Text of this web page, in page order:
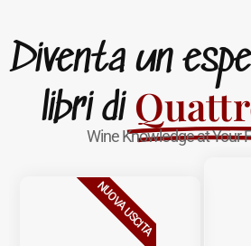
Diventa un
libri di
Wine Knowledge at Your
NUOVA USCITA